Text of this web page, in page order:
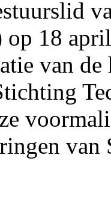
op 18
van de